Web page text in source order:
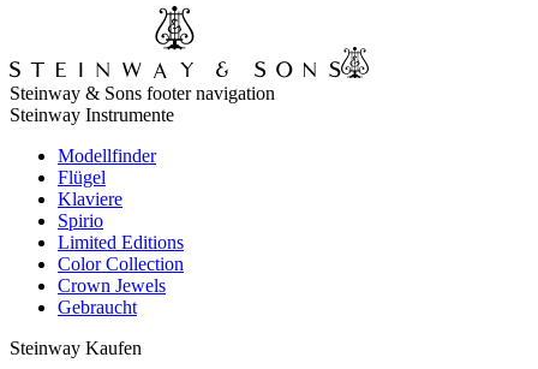
Steinway & Sons footer navigation
Steinway Instrumente
Modellfinder
Flügel
Klaviere
Spirio
Limited Editions
Color Collection
Crown Jewels
Gebraucht
Steinway Kaufen